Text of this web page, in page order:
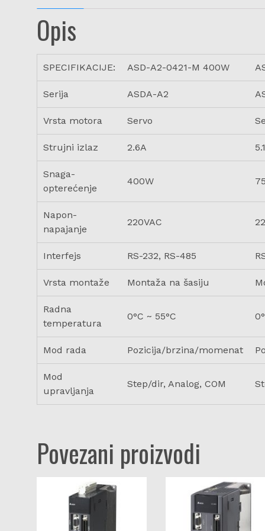
Opis
SPECIFIKACIJE: ASD-A2-0421-M 400W
Serija ASDA-A2
Vrsta motora Servo
Strujni izlaz 2.6A
Snaga-
opterećenje
400W
Napon-
napajanje
220VAC
Interfejs RS-232, RS-485
Vrsta montaže Montaža na šasiju
Radna
temperatura
0°C ~ 55°C
Mod rada Pozicija/brzina/momenat
Mod
upravljanja
Step/dir, Analog, COM
Povezani proizvodi